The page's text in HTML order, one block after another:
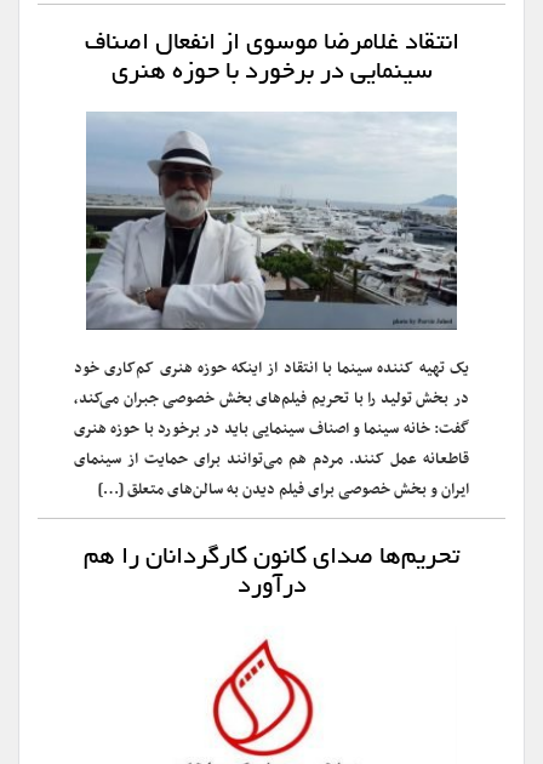
انتقاد غلامرضا موسوی از انفعال اصناف
سینمایی در برخورد با حوزه هنری
یک تهیه کننده سینما با انتقاد از اینکه حوزه هنری کم‌کاری خود
در بخش تولید را با تحریم فیلم‌های بخش خصوصی جبران می‌کند،
گفت: خانه سینما و اصناف سینمایی باید در برخورد با حوزه هنری
قاطعانه‌ عمل کنند. مردم هم می‌توانند برای حمایت از سینمای
ایران و بخش خصوصی برای فیلم دیدن به سالن‌های متعلق […]
تحریم‌ها صدای کانون کارگردانان را هم
درآورد